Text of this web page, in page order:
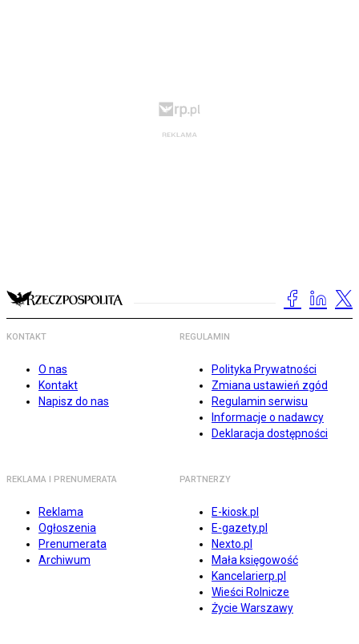
KONTAKT
O nas
Kontakt
Napisz do nas
REGULAMIN
Polityka Prywatności
Zmiana ustawień zgód
Regulamin serwisu
Informacje o nadawcy
Deklaracja dostępności
REKLAMA I PRENUMERATA
Reklama
Ogłoszenia
Prenumerata
Archiwum
PARTNERZY
E-kiosk.pl
E-gazety.pl
Nexto.pl
Mała księgowość
Kancelarierp.pl
Wieści Rolnicze
Życie Warszawy